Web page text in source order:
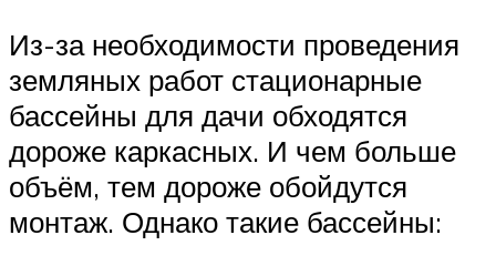
Из-за необходимости проведения
земляных работ стационарные
бассейны для дачи обходятся
дороже каркасных. И чем больше
объём, тем дороже обойдутся
монтаж. Однако такие бассейны: